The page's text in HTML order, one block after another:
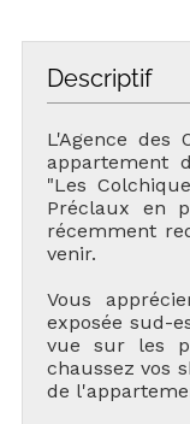
Descriptif
L'Agence
appartement
"Les
Préclaux en
récemment
venir.
Vous
exposée sud-
vue sur les
chaussez vos
de